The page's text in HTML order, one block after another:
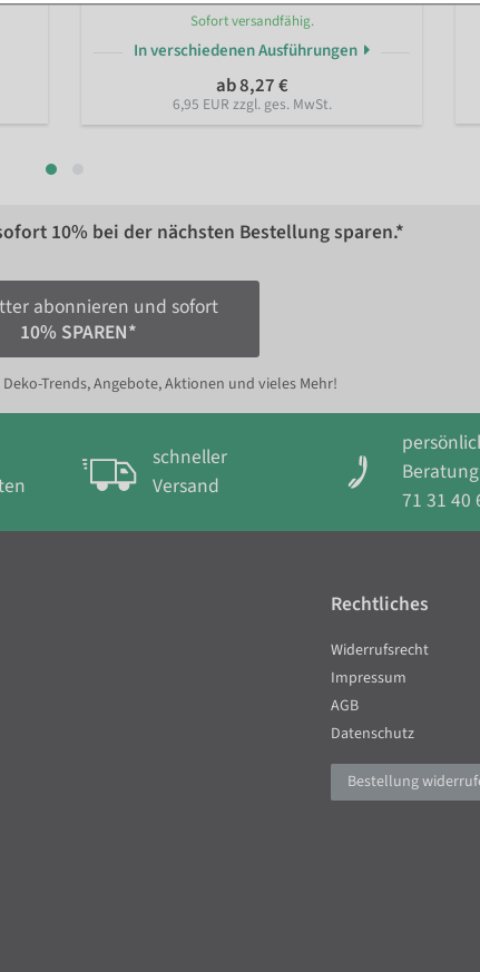
Sofort versandfähig.
In verschiedenen Ausführungen
ab 8,27 €
6,95 EUR zzgl. ges. MwSt.
10% bei der nächsten Bestellung sparen.*
abonnieren und sofort
10% SPAREN*
Trends, Angebote, Aktionen und vieles Mehr!
schneller
Versand
71 31 40
Rechtliches
Widerrufsrecht
Impressum
AGB
Datenschutz
Bestellung